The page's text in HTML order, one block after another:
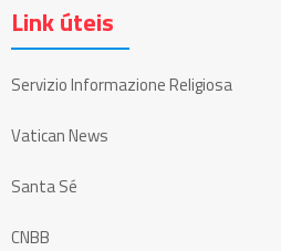
Link úteis
Servizio Informazione Religiosa
Vatican News
Santa Sé
CNBB